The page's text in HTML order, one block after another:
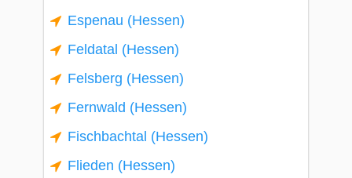
Espenau (Hessen)
Feldatal (Hessen)
Felsberg (Hessen)
Fernwald (Hessen)
Fischbachtal (Hessen)
Flieden (Hessen)